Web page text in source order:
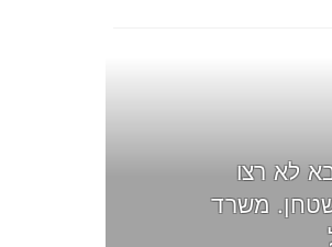
לא רצו
משרד